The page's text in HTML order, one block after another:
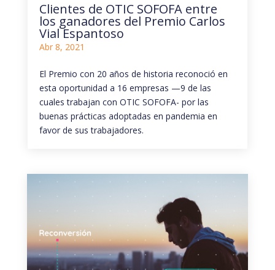
Clientes de OTIC SOFOFA entre
los ganadores del Premio Carlos
Vial Espantoso
Abr 8, 2021
El Premio con 20 años de historia reconoció en
esta oportunidad a 16 empresas —9 de las
cuales trabajan con OTIC SOFOFA- por las
buenas prácticas adoptadas en pandemia en
favor de sus trabajadores.